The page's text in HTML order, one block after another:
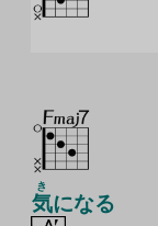
気
き
になる